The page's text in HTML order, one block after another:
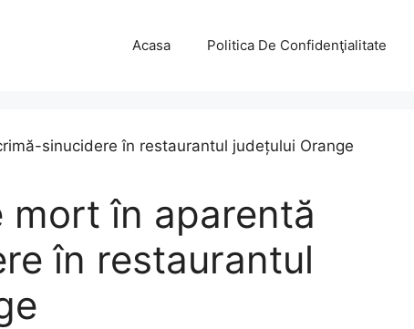
Acasa Politica De Confidenţialitate
mort în aparentă
în restaurantul